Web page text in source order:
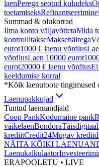
laenPerega seotud kuludeks
toetamiseksRefinantseerimine
Summad & olukorrad
Ilma konto väljavõttetaMida
kontrollitakseMaksehäirega
eurot1000 € laenu võrdlus
võrdlusLaen 10000 eurot
eurot20000 € laenu võrdlusEi
keeldumise korral
*Kõik laenutoote tingimused
Laenupakkujad
Tuntud laenuandjaid
Coop PankKodumaine pank
väikelaenBondora
krediitCredit24Mugav
NÄITA KÕIKI
Laenukalkulaator
ERAPOOLETU • LIVE